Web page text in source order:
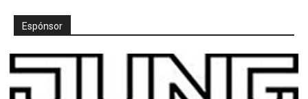
Espónsor